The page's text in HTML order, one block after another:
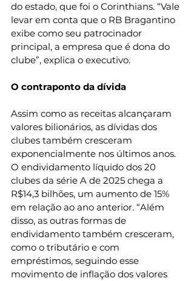
do estado, que foi o Corinthians. “Vale
levar em conta que o RB Bragantino
exibe como seu patrocinador
principal, a empresa que é dona do
clube”, explica o executivo.
O contraponto da dívida
Assim como as receitas alcançaram
valores bilionários, as dívidas dos
clubes também cresceram
exponencialmente nos últimos anos.
O endividamento líquido dos 20
clubes da série A de 2025 chega a
R$14,3 bilhões, um aumento de 15%
em relação ao ano anterior. “Além
disso, as outras formas de
endividamento também cresceram,
como o tributário e com
empréstimos, seguindo esse
movimento de inflação dos valores